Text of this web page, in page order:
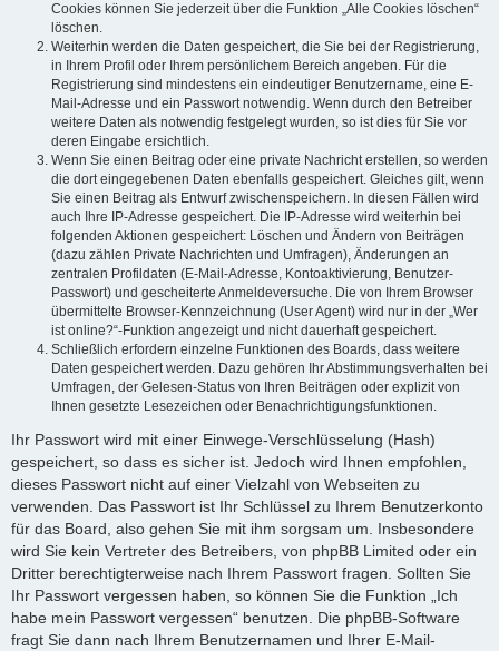
Cookies können Sie jederzeit über die Funktion „Alle Cookies löschen“
löschen.
Weiterhin werden die Daten gespeichert, die Sie bei der Registrierung,
in Ihrem Profil oder Ihrem persönlichem Bereich angeben. Für die
Registrierung sind mindestens ein eindeutiger Benutzername, eine E-
Mail-Adresse und ein Passwort notwendig. Wenn durch den Betreiber
weitere Daten als notwendig festgelegt wurden, so ist dies für Sie vor
deren Eingabe ersichtlich.
Wenn Sie einen Beitrag oder eine private Nachricht erstellen, so werden
die dort eingegebenen Daten ebenfalls gespeichert. Gleiches gilt, wenn
Sie einen Beitrag als Entwurf zwischenspeichern. In diesen Fällen wird
auch Ihre IP-Adresse gespeichert. Die IP-Adresse wird weiterhin bei
folgenden Aktionen gespeichert: Löschen und Ändern von Beiträgen
(dazu zählen Private Nachrichten und Umfragen), Änderungen an
zentralen Profildaten (E-Mail-Adresse, Kontoaktivierung, Benutzer-
Passwort) und gescheiterte Anmeldeversuche. Die von Ihrem Browser
übermittelte Browser-Kennzeichnung (User Agent) wird nur in der „Wer
ist online?“-Funktion angezeigt und nicht dauerhaft gespeichert.
Schließlich erfordern einzelne Funktionen des Boards, dass weitere
Daten gespeichert werden. Dazu gehören Ihr Abstimmungsverhalten bei
Umfragen, der Gelesen-Status von Ihren Beiträgen oder explizit von
Ihnen gesetzte Lesezeichen oder Benachrichtigungsfunktionen.
Ihr Passwort wird mit einer Einwege-Verschlüsselung (Hash)
gespeichert, so dass es sicher ist. Jedoch wird Ihnen empfohlen,
dieses Passwort nicht auf einer Vielzahl von Webseiten zu
verwenden. Das Passwort ist Ihr Schlüssel zu Ihrem Benutzerkonto
für das Board, also gehen Sie mit ihm sorgsam um. Insbesondere
wird Sie kein Vertreter des Betreibers, von phpBB Limited oder ein
Dritter berechtigterweise nach Ihrem Passwort fragen. Sollten Sie
Ihr Passwort vergessen haben, so können Sie die Funktion „Ich
habe mein Passwort vergessen“ benutzen. Die phpBB-Software
fragt Sie dann nach Ihrem Benutzernamen und Ihrer E-Mail-